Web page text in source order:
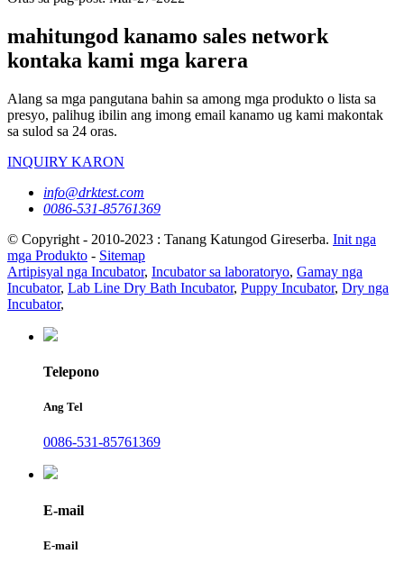
mahitungod kanamo sales network
kontaka kami mga karera
Alang sa mga pangutana bahin sa among mga produkto o lista sa
presyo, palihug ibilin ang imong email kanamo ug kami makontak
sa sulod sa 24 oras.
INQUIRY KARON
info@drktest.com
0086-531-85761369
© Copyright - 2010-2023 : Tanang Katungod Gireserba. Init nga
mga Produkto - Sitemap
Artipisyal nga Incubator, Incubator sa laboratoryo, Gamay nga
Incubator, Lab Line Dry Bath Incubator, Puppy Incubator, Dry nga
Incubator,
Telepono
Ang Tel
0086-531-85761369
E-mail
E-mail